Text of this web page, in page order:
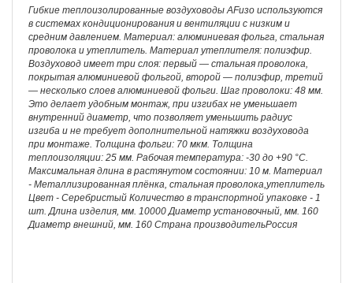
Гибкие теплоизолированные воздуховоды AFизо используются
в системах кондиционирования и вентиляции с низким и
средним давлением. Материал: алюминиевая фольга, стальная
проволока и утеплитель. Материал утеплителя: полиэфир.
Воздуховод имеет три слоя: первый — стальная проволока,
покрытая алюминиевой фольгой, второй — полиэфир, третий
— несколько слоев алюминиевой фольги. Шаг проволоки: 48 мм.
Это делает удобным монтаж, при изгибах не уменьшает
внутренний диаметр, что позволяет уменьшить радиус
изгиба и не требует дополнительной натяжки воздуховода
при монтаже. Толщина фольги: 70 мкм. Толщина
теплоизоляции: 25 мм. Рабочая температура: -30 до +90 °С.
Максимальная длина в растянутом состоянии: 10 м. Материал
- Металлизированная плёнка, стальная проволока,утеплитель
Цвет - Серебристый Количество в транспортной упаковке - 1
шт. Длина изделия, мм. 10000 Диаметр установочный, мм. 160
Диаметр внешний, мм. 160 Страна производительРоссия